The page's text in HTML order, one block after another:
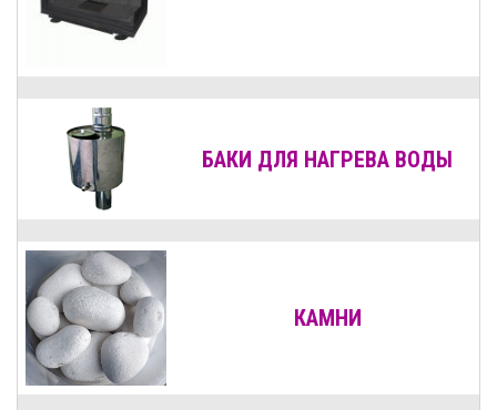
БАКИ ДЛЯ НАГРЕВА ВОДЫ
КАМНИ